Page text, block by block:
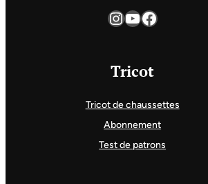
InstagramYouTube Facebook
Tricot
Tricot de chaussettes
Abonnement
Test de patrons